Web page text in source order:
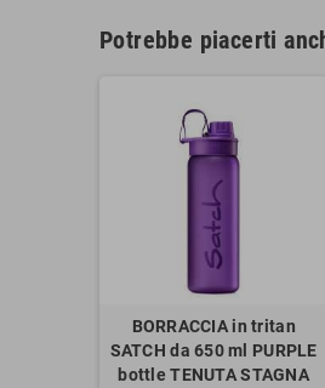
Potrebbe piacerti
BORRACCIA in tritan
SATCH da 650 ml PURPLE
bottle TENUTA STAGNA